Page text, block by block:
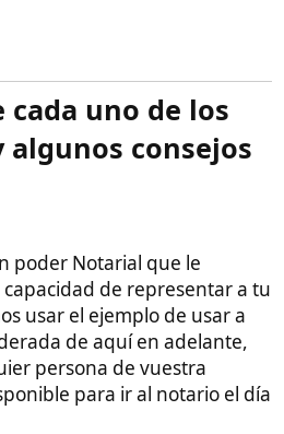
de 3000 pesos filipinos y
justo y en efectivo. Te
para que te lo lleves
y hay muchas
varios problemas. Para
y puede que no te
no contempla el
veremos que esto no es
para el resto del
la voluntad de